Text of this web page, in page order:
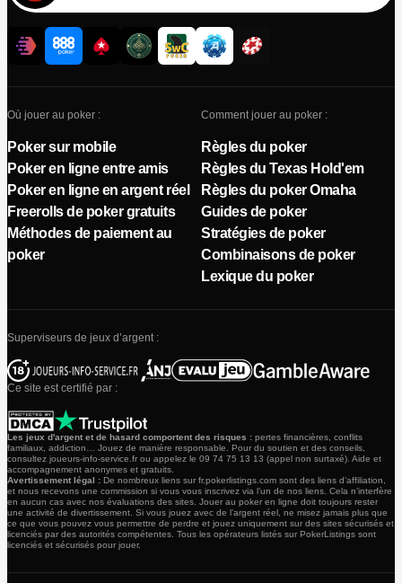
Où jouer au poker :
Poker sur mobile
Poker en ligne entre amis
Poker en ligne en argent réel
Freerolls de poker gratuits
Méthodes de paiement au
poker
Comment jouer au poker :
Règles du poker
Règles du Texas Hold'em
Règles du poker Omaha
Guides de poker
Stratégies de poker
Combinaisons de poker
Lexique du poker
Superviseurs de jeux d’argent :
Ce site est certifié par :
Les jeux d'argent et de hasard comportent des risques : pertes financières, conflits
familiaux, addiction… Jouez de manière responsable. Pour du soutien et des conseils,
consultez joueurs-info-service.fr ou appelez le 09 74 75 13 13 (appel non surtaxé). Aide et
accompagnement anonymes et gratuits.
Avertissement légal : De nombreux liens sur fr.pokerlistings.com sont des liens d’affiliation,
et nous recevons une commission si vous vous inscrivez via l’un de nos liens. Cela n’interfère
en aucun cas avec nos évaluations des sites. Jouer au poker en ligne doit toujours rester
une activité de divertissement. Si vous jouez avec de l’argent réel, ne misez jamais plus que
ce que vous pouvez vous permettre de perdre et jouez uniquement sur des sites sécurisés et
licenciés par des autorités compétentes. Tous les opérateurs listés sur PokerListings sont
licenciés et sécurisés pour jouer.